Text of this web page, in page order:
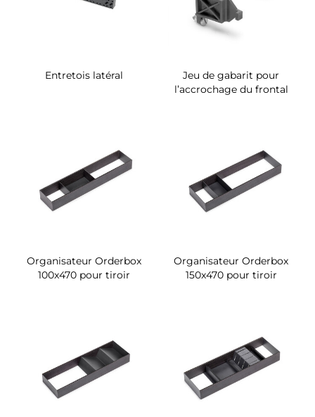
Entretois latéral
Jeu de gabarit pour
l’accrochage du frontal
Organisateur Orderbox
100x470 pour tiroir
Organisateur Orderbox
150x470 pour tiroir